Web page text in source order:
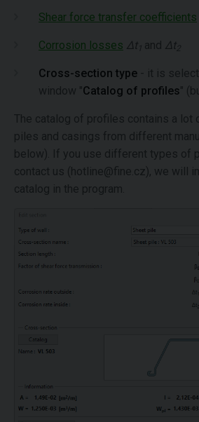
Shear force transfer coefficients
Corrosion losses Δt 1 and Δt2
Cross-section type - it is
window "Catalog of profiles"
The catalog of profiles contains a
piles and casings from different
below). If you use different types of
contact us (hotline@fine.cz), we will
catalog in the program.